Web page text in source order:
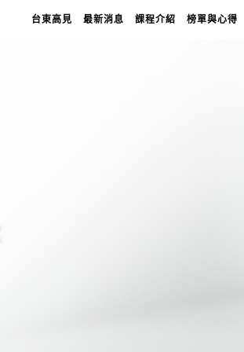
台東高見 最新消息 課程介紹 榜單與心得